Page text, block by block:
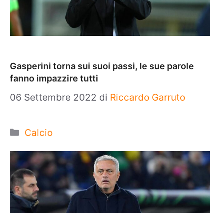
Gasperini torna sui suoi passi, le sue parole
fanno impazzire tutti
06 Settembre 2022 di Riccardo Garruto
Categorie
Calcio